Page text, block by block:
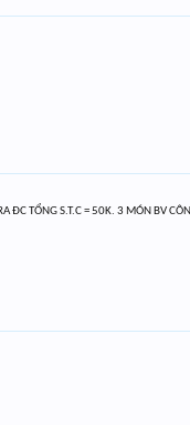
TỔNG S.T.C = 50K. 3 MÓN BV